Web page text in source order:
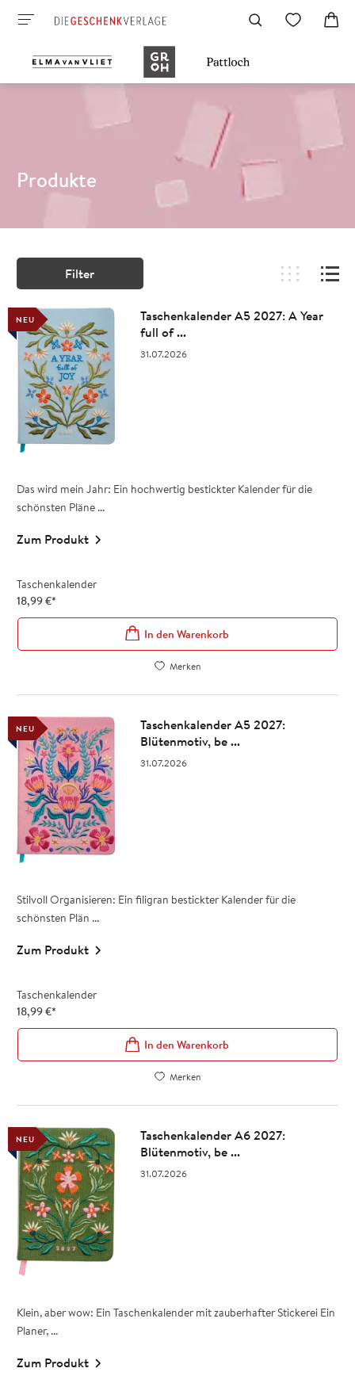
Produkte
Filter
NEU
Taschenkalender A5 2027: A Year
full of ...
31.07.2026
Das wird mein Jahr: Ein hochwertig bestickter Kalender für die
schönsten Pläne ...
Zum Produkt
Taschenkalender
18,99€*
In den Warenkorb
Merken
NEU
Taschenkalender A5 2027:
Blütenmotiv, be ...
31.07.2026
Stilvoll Organisieren: Ein filigran bestickter Kalender für die
schönsten Plän ...
Zum Produkt
Taschenkalender
18,99€*
In den Warenkorb
Merken
NEU
Taschenkalender A6 2027:
Blütenmotiv, be ...
31.07.2026
Klein, aber wow: Ein Taschenkalender mit zauberhafter Stickerei Ein
Planer, ...
Zum Produkt